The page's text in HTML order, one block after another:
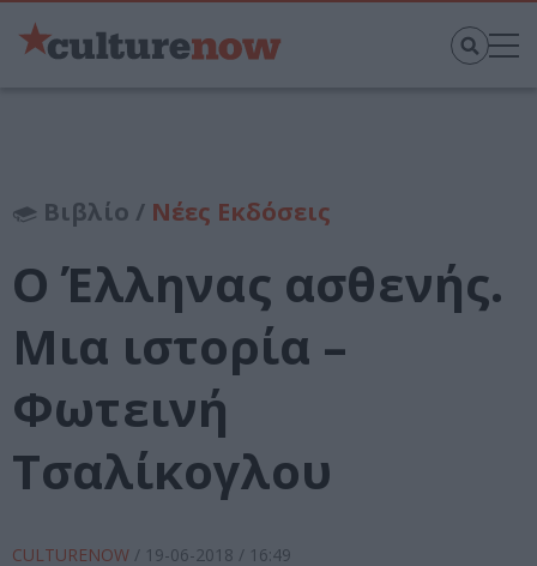
Βιβλίο / Νέες Εκδόσεις
Ο Έλληνας ασθενής.
Μια ιστορία –
Φωτεινή
Τσαλίκογλου
CULTURENOW / 19-06-2018 / 16:49